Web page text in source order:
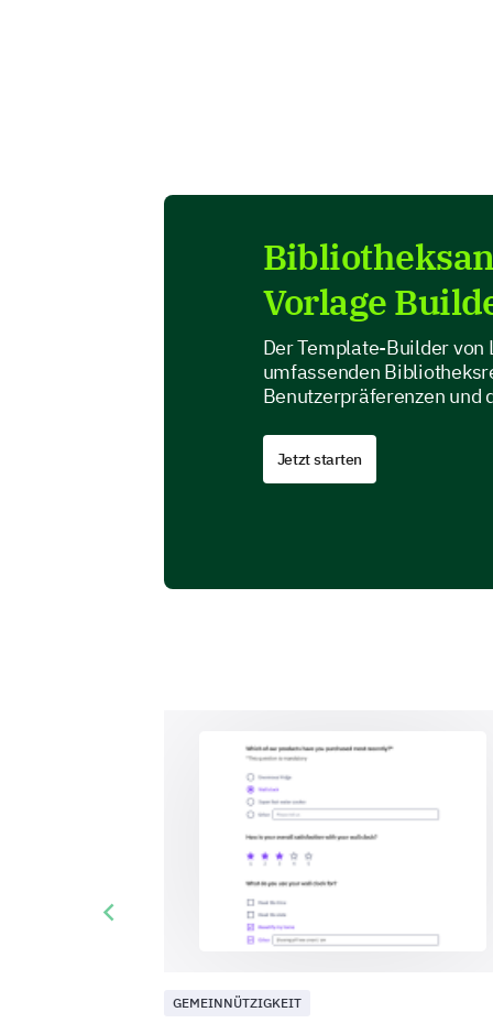
Vorlage
Der Template-Builder
umfassenden
Benutzerpräferenzen und
Jetzt starten
GEMEINNÜTZIGKEIT
Previous slide